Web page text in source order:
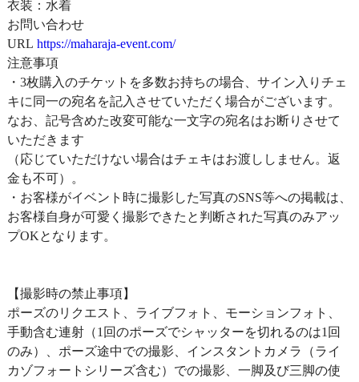
衣装：水着
お問い合わせ
URL https://maharaja-event.com/
注意事項
・3枚購入のチケットを多数お持ちの場合、サイン入りチェ
キに同一の宛名を記入させていただく場合がございます。
なお、記号含めた改変可能な一文字の宛名はお断りさせて
いただきます
（応じていただけない場合はチェキはお渡ししません。返
金も不可）。
・お客様がイベント時に撮影した写真のSNS等への掲載は、
お客様自身が可愛く撮影できたと判断された写真のみアッ
プOKとなります。
【撮影時の禁止事項】
ポーズのリクエスト、ライブフォト、モーションフォト、
手動含む連射（1回のポーズでシャッターを切れるのは1回
のみ）、ポーズ途中での撮影、インスタントカメラ（ライ
カゾフォートシリーズ含む）での撮影、一脚及び三脚の使